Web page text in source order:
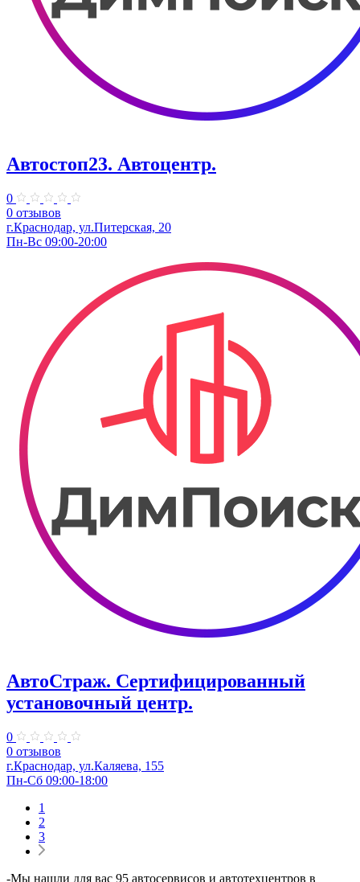
Автостоп23. ​Автоцентр.
0
0 отзывов
г.Краснодар, ул.Питерская, 20
Пн-Вс 09:00-20:00
АвтоСтраж. ​Сертифицированный
установочный центр.
0
0 отзывов
г.Краснодар, ул.Каляева, 155
Пн-Сб 09:00-18:00
1
2
3
-Мы нашли для вас 95 автосервисов и автотехцентров в